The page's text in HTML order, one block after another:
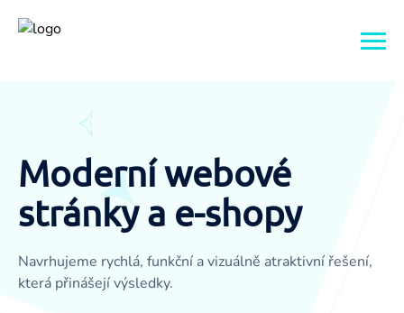
O nás
Služby
Webové stránky
Galerie
Moderní webové
stránky a e-shopy
Navrhujeme rychlá, funkční a vizuálně atraktivní řešení,
která přinášejí výsledky.